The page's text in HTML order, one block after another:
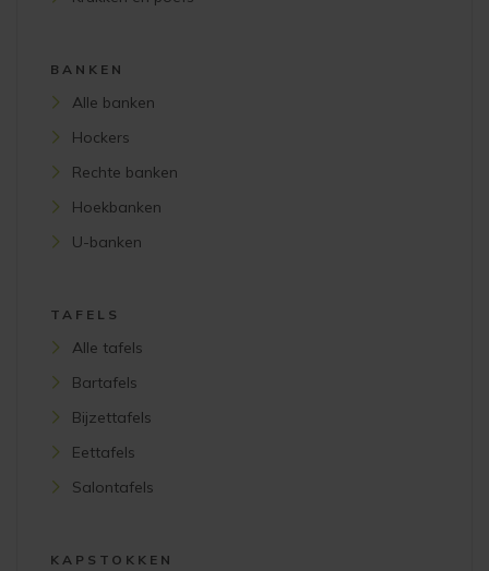
BANKEN
Alle banken
Hockers
Rechte banken
Hoekbanken
U-banken
TAFELS
Alle tafels
Bartafels
Bijzettafels
Eettafels
Salontafels
KAPSTOKKEN